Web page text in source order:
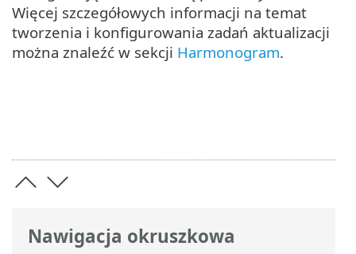
Nawigacja okruszkowa
Więcej szczegółowych informacji na temat
tworzenia i konfigurowania zadań aktualizacji
można znaleźć w sekcji Harmonogram.